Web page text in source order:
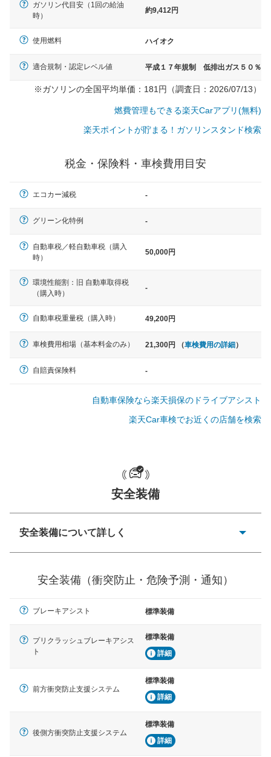
ノア、セレナ、プリウス、カロー
ラ、ステップワゴン など
クラウン、アルファード、フォレ
カD:5 など
一般的な荷物のサイズの目安
ガソリン代目安（1回の給油
時）
約9,412円
使用燃料 ハイオク
適合規制・認定レベル値 平成１７年規制 低排出ガス５０％
※ガソリンの全国平均単価：181円（調査日：2026/07/13）
燃費管理もできる楽天Carアプリ(無料)
楽天ポイントが貯まる！ガソリンスタンド検索
税金・保険料・車検費用目安
エコカー減税 -
グリーン化特例 -
自動車税／軽自動車税（購入
時）
50,000円
環境性能割：旧 自動車取得税
（購入時）
-
自動車税重量税（購入時） 49,200円
車検費用相場（基本料金のみ） 21,300円 （車検費用の詳細）
自賠責保険料 -
自動車保険なら楽天損保のドライブアシスト
楽天Car車検でお近くの店舗を検索
安全装備
安全装備について詳しく
ーキアシスト、ABSなどが装備されています。
見えにくい場所に潜む危険を予測・通知するためのシス
ブ・クルーズ・コントロールなどが装備されています。
安全装備（衝突防止・危険予測・通知）
ブレーキアシスト 標準装備
プリクラッシュブレーキアシス
ト
標準装備
詳細
前方衝突防止支援システム
標準装備
詳細
後側方衝突防止支援システム
標準装備
詳細